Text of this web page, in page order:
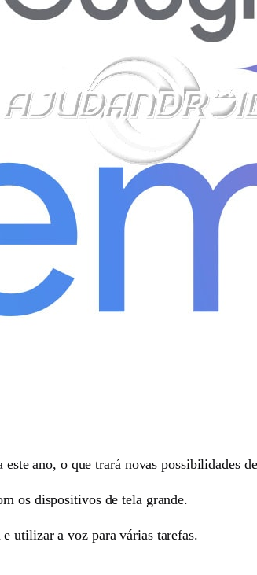
ano, o que trará novas possibilidades
os dispositivos de tela grande.
utilizar a voz para várias tarefas.